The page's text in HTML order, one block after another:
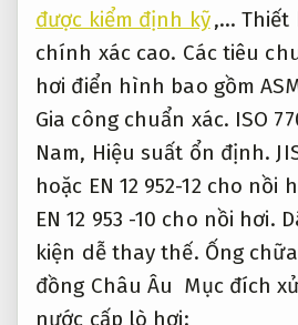
được kiểm định kỹ,…Thiết
chính xác cao. Các tiêu
hơi điển hình bao gồm
Gia công chuẩn xác. ISO
Nam, Hiệu suất ổn định.
hoặc EN 12 952-12 cho nồi
EN 12 953 -10 cho nồi hơi.
kiện dễ thay thế. Ống
đồng Châu Âu ‍ Mục đích
nước cấp lò hơi: